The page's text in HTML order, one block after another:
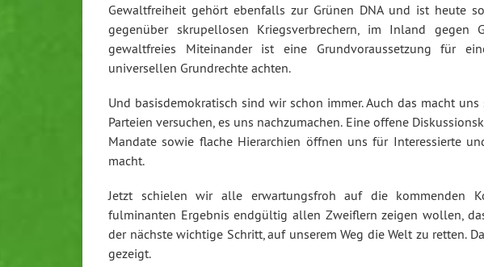
Gewaltfreiheit gehört ebenfalls zur Grünen DNA und ist heute
gegenüber skrupellosen Kriegsverbrechern, im Inland
gewaltfreies Miteinander ist eine Grundvoraussetzung für
universellen Grundrechte achten.
Und basisdemokratisch sind wir schon immer. Auch das macht
Parteien versuchen, es uns nachzumachen. Eine offene
Mandate sowie flache Hierarchien öffnen uns für Interessierte
macht.
Jetzt schielen wir alle erwartungsfroh auf die kommenden
fulminanten Ergebnis endgültig allen Zweiflern zeigen wollen,
der nächste wichtige Schritt, auf unserem Weg die Welt zu retten.
gezeigt.